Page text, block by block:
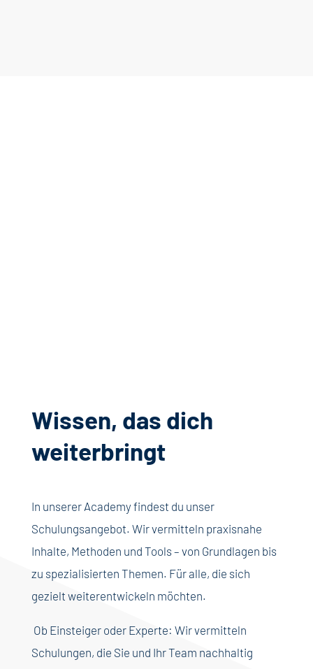
Wissen, das dich
weiterbringt
In unserer Academy findest du unser
Schulungsangebot. Wir vermitteln praxisnahe
Inhalte, Methoden und Tools – von Grundlagen bis
zu spezialisierten Themen. Für alle, die sich
gezielt weiterentwickeln möchten.
Ob Einsteiger oder Experte: Wir vermitteln
Schulungen, die Sie und Ihr Team nachhaltig